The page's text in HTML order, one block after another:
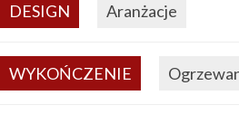
DESIGN Aranżacje
WYKOŃCZENIE